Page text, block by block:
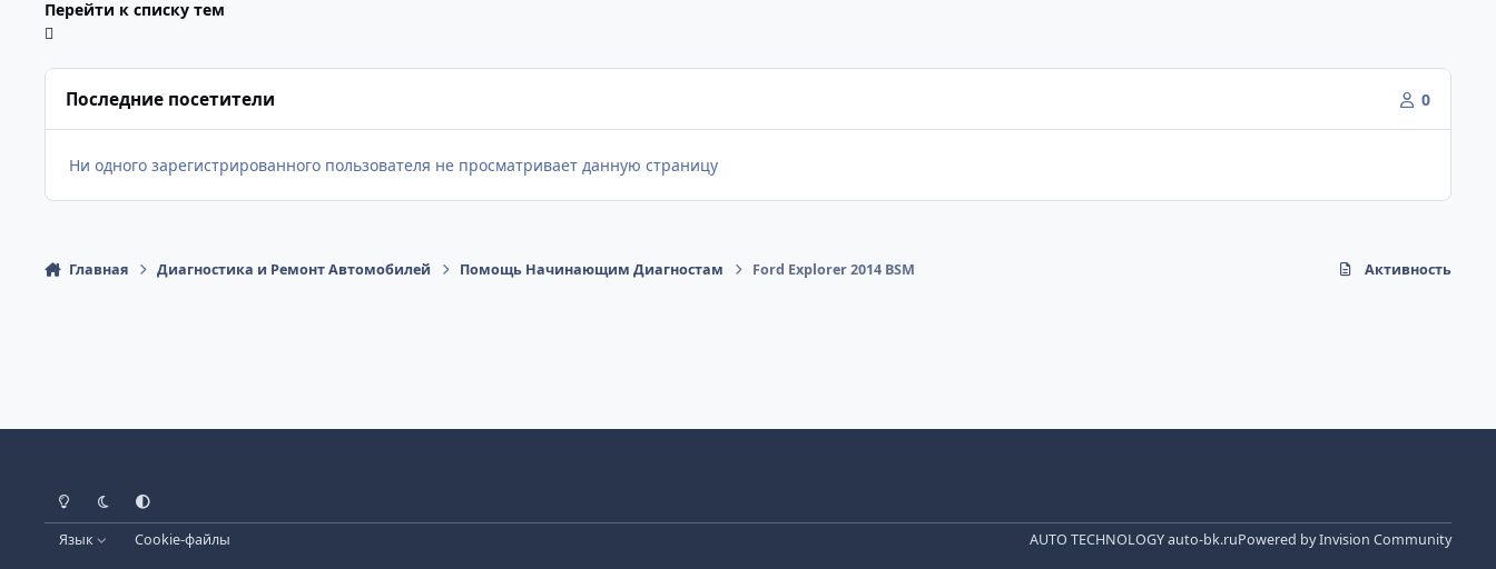
Перейти к списку тем
Последние посетители 0
Ни одного зарегистрированного пользователя не просматривает данную страницу
Главная Диагностика и Ремонт Автомобилей Помощь Начинающим Диагностам Ford Explorer 2014 BSM Активность
Светлый Режим
Темный Режим
Настройка Системы
Язык Cookie-файлы AUTO TECHNOLOGY auto-bk.ruPowered byInvision Community